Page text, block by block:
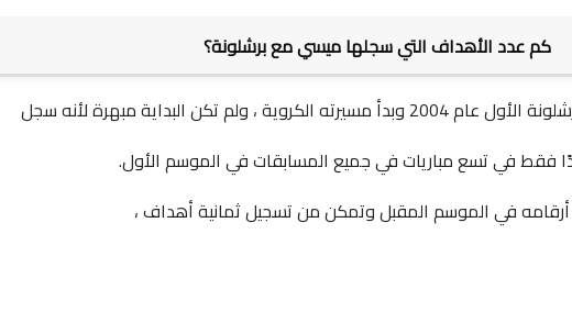
كم عدد الأهداف التي سجلها ميسي مع برشلونة؟
، ولم تكن البداية مبهرة لأنه سجل
فقط في تسع مباريات في جميع المسابقات في الموسم الأول.
في الموسم المقبل وتمكن من تسجيل ثمانية أهداف ،